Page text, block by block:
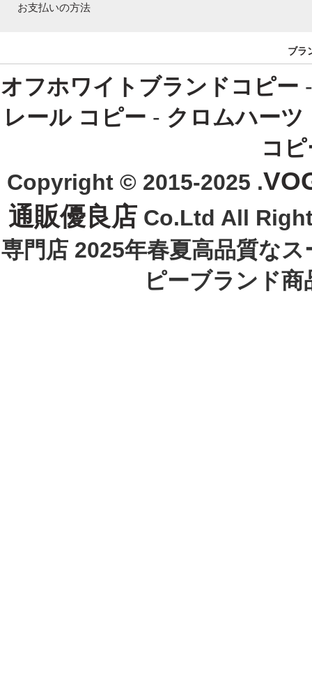
お支払いの方法
ブラ
オフホワイトブランドコピー
レール コピー - クロムハーツ
コ
Copyright © 2015-2025 .
通販優良店 Co.Ltd All
専門店 2025年春夏高品質な
ピーブランド